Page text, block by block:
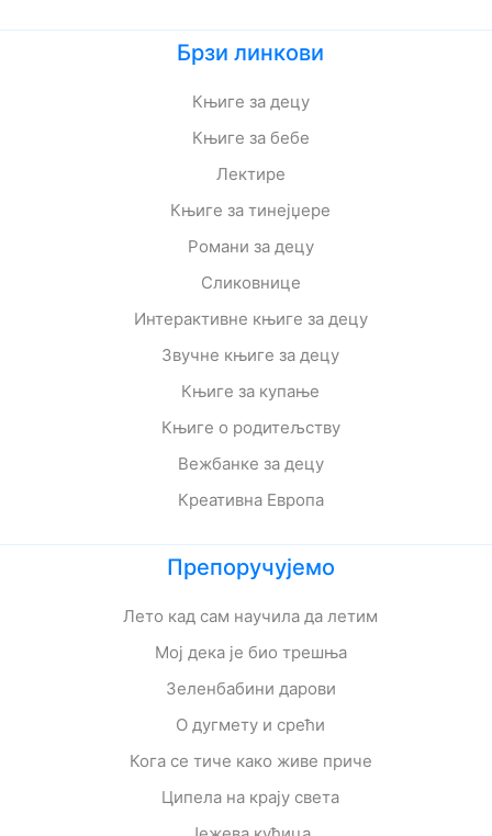
Брзи линкови
Књиге за децу
Књиге за бебе
Лектире
Књиге за тинејџере
Романи за децу
Сликовнице
Интерактивне књиге за децу
Звучне књиге за децу
Књиге за купање
Књиге о родитељству
Вежбанке за децу
Креативна Европа
Препоручујемо
Лето кад сам научила да летим
Мој дека је био трешња
Зеленбабини дарови
О дугмету и срећи
Кога се тиче како живе приче
Ципела на крају света